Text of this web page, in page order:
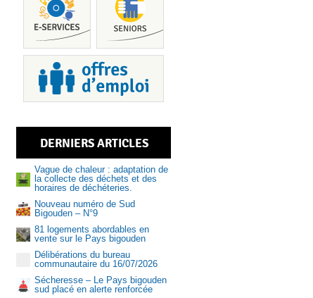
DERNIERS ARTICLES
Vague de chaleur : adaptation de
la collecte des déchets et des
horaires de déchéteries.
Nouveau numéro de Sud
Bigouden – N°9
81 logements abordables en
vente sur le Pays bigouden
Délibérations du bureau
communautaire du 16/07/2026
Sécheresse – Le Pays bigouden
sud placé en alerte renforcée